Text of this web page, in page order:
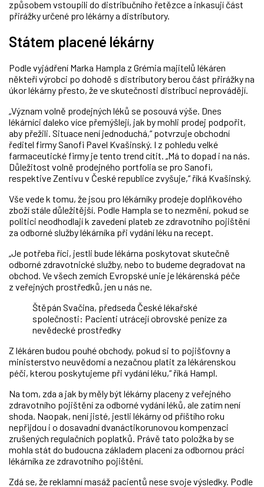
způsobem vstoupili do distribučního řetězce a inkasují část
přirážky určené pro lékárny a distributory.
Státem placené lékárny
Podle vyjádření Marka Hampla z Grémia majitelů lékáren
někteří výrobci po dohodě s distributory berou část přirážky na
úkor lékárny přesto, že ve skutečnosti distribuci neprovádějí.
„Význam volně prodejných léků se posouvá výše. Dnes
lékárníci daleko více přemýšlejí, jak by mohli prodej podpořit,
aby přežili. Situace není jednoduchá,“ potvrzuje obchodní
ředitel firmy Sanofi Pavel Kvašinský. I z pohledu velké
farmaceutické firmy je tento trend cítit. „Má to dopad i na nás.
Důležitost volně prodejného portfolia se pro Sanofi,
respektive Zentivu v České republice zvyšuje,“ říká Kvašinský.
Vše vede k tomu, že jsou pro lékárníky prodeje doplňkového
zboží stále důležitější. Podle Hampla se to nezmění, pokud se
politici neodhodlají k zavedení plateb ze zdravotního pojištění
za odborné služby lékárníka při vydání léku na recept.
„Je potřeba říci, jestli bude lékárna poskytovat skutečně
odborné zdravotnické služby, nebo to budeme degradovat na
obchod. Ve všech zemích Evropské unie je lékárenská péče
z veřejných prostředků, jen u nás ne.
Štěpán Svačina, předseda České lékařské
společnosti: Pacienti utrácejí obrovské peníze za
nevědecké prostředky
Z lékáren budou pouhé obchody, pokud si to pojišťovny a
ministerstvo neuvědomí a nezačnou platit za lékárenskou
péči, kterou poskytujeme při vydání léku,“ říká Hampl.
Na tom, zda a jak by měly být lékárny placeny z veřejného
zdravotního pojištění za odborné vydání léků, ale zatím není
shoda. Naopak, není jisté, jestli lékárny od příštího roku
nepřijdou i o dosavadní dvanáctikorunovou kompenzaci
zrušených regulačních poplatků. Právě tato položka by se
mohla stát do budoucna základem placení za odbornou práci
lékárníka ze zdravotního pojištění.
Zdá se, že reklamní masáž pacientů nese svoje výsledky. Podle